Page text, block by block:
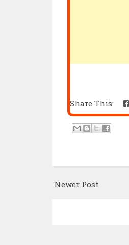
Share This:
Newer Post